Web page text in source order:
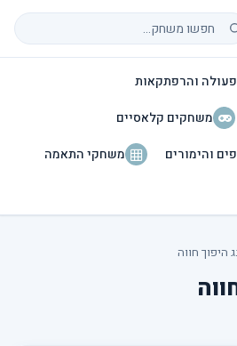
משחקים
פעולה והרפתקאות
משחקים קלאסיים
והימורים
משחקי התאמה
היפוך חווה